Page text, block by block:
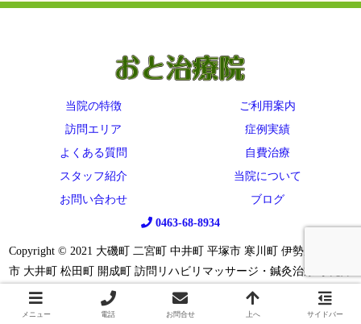
当院の特徴
ご利用案内
訪問エリア
症例実績
よくある質問
自費治療
スタッフ紹介
当院について
お問い合わせ
ブログ
0463-68-8934
Copyright © 2021 大磯町 二宮町 中井町 平塚市 寒川町 伊勢原市 秦野
市 大井町 松田町 開成町 訪問リハビリマッサージ・鍼灸治療 小児障
がいのための鍼 All Rights Reserved.
メニュー 電話 お問合せ 上へ サイドバー